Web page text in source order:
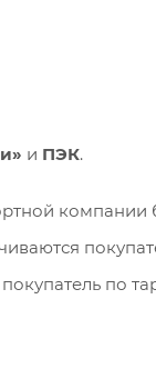
и ПЭК.
компании
по